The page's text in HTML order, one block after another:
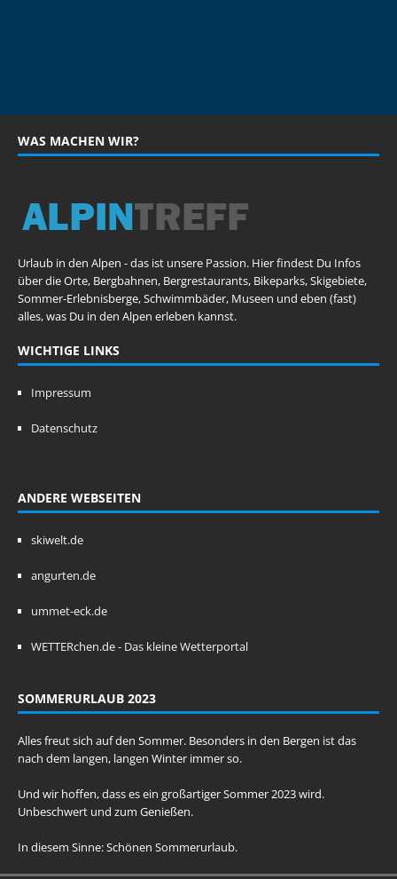
WAS MACHEN WIR?
Urlaub in den Alpen - das ist unsere Passion. Hier findest Du Infos
über die Orte, Bergbahnen, Bergrestaurants, Bikeparks, Skigebiete,
Sommer-Erlebnisberge, Schwimmbäder, Museen und eben (fast)
alles, was Du in den Alpen erleben kannst.
WICHTIGE LINKS
Impressum
Datenschutz
ANDERE WEBSEITEN
skiwelt.de
angurten.de
ummet-eck.de
WETTERchen.de - Das kleine Wetterportal
SOMMERURLAUB 2023
Alles freut sich auf den Sommer. Besonders in den Bergen ist das
nach dem langen, langen Winter immer so.
Und wir hoffen, dass es ein großartiger Sommer 2023 wird.
Unbeschwert und zum Genießen.
In diesem Sinne: Schönen Sommerurlaub.